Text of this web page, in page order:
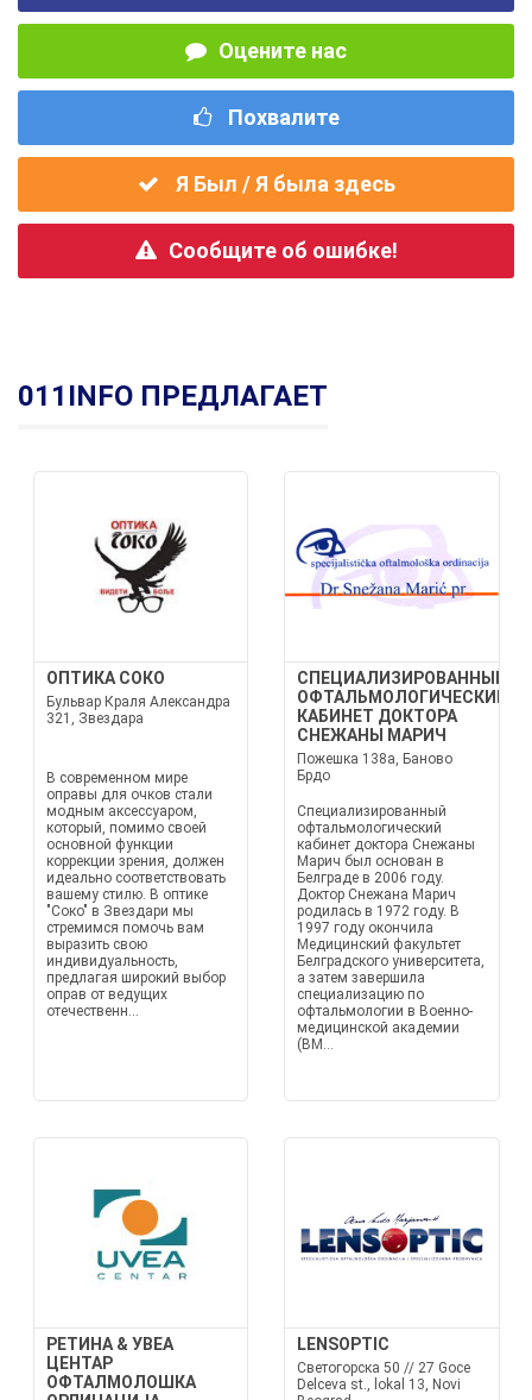
Оцените нас
Похвалите
Я Был / Я была здесь
Сообщите об ошибке!
011INFO ПРЕДЛАГАЕТ
ОПТИКА СОКО
Бульвар Краля Александра
321, Звездара
В современном мире
оправы для очков стали
модным аксессуаром,
который, помимо своей
основной функции
коррекции зрения, должен
идеально соответствовать
вашему стилю. В оптике
"Соко" в Звездари мы
стремимся помочь вам
выразить свою
индивидуальность,
предлагая широкий выбор
оправ от ведущих
отечественн...
СПЕЦИАЛИЗИРОВАННЫЙ
ОФТАЛЬМОЛОГИЧЕСКИЙ
КАБИНЕТ ДОКТОРА
СНЕЖАНЫ МАРИЧ
Пожешка 138a, Баново
Брдо
Специализированный
офтальмологический
кабинет доктора Снежаны
Марич был основан в
Белграде в 2006 году.
Доктор Снежана Марич
родилась в 1972 году. В
1997 году окончила
Медицинский факультет
Белградского университета,
а затем завершила
специализацию по
офтальмологии в Военно-
медицинской академии
(ВМ...
РЕТИНА & УВЕА
ЦЕНТАР
ОФТАЛМОЛОШКА
LENSOPTIC
Светогорска 50 // 27 Goce
Delceva st., lokal 13, Novi